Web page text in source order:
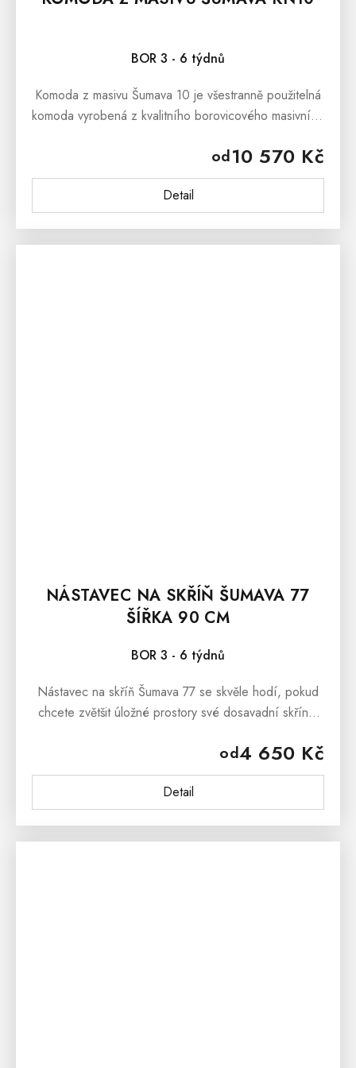
BOR 3 - 6 týdnů
od10 570 Kč
Detail
Komoda z masivu Šumava 10 je všestranně použitelná
komoda vyrobená z kvalitního borovicového masivního
malé šuplíky a čtyři...
NÁSTAVEC NA SKŘÍŇ ŠUMAVA 77
ŠÍŘKA 90 CM
BOR 3 - 6 týdnů
od4 650 Kč
Detail
Nástavec na skříň Šumava 77 se skvěle hodí, pokud
chcete zvětšit úložné prostory své dosavadní skříně.
řady Šumava nebo na...